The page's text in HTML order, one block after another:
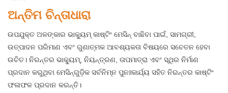
ଅନ୍ତିମ ଚିନ୍ତାଧାରା
ଉପଯୁକ୍ତ ଅଳଙ୍କାର ଭାକ୍ୟୁମ୍ କାଷ୍ଟିଂ ମେସିନ୍ ବାଛିବା ପାଇଁ, ସାମଗ୍ରୀ,
ଉତ୍ପାଦନ ପରିମାଣ ଏବଂ ଗୁଣାତ୍ମକ ଆବଶ୍ୟକତା ବିଷୟରେ ସଚେତନ ହେବା
ଉଚିତ। ନିରନ୍ତର ଭାକ୍ୟୁମ୍, ନିୟନ୍ତ୍ରଣ, ତାପମାତ୍ରା ଏବଂ ସ୍ଥିର ନିର୍ମାଣ
ପ୍ରଦାନ କରୁଥିବା ମେସିନ୍ଗୁଡ଼ିକ ସର୍ବନିମ୍ନ ପୁନଃକାର୍ଯ୍ୟ ସହିତ ନିରନ୍ତର କାଷ୍ଟିଂ
ଫଳାଫଳ ପ୍ରଦାନ କରନ୍ତି।